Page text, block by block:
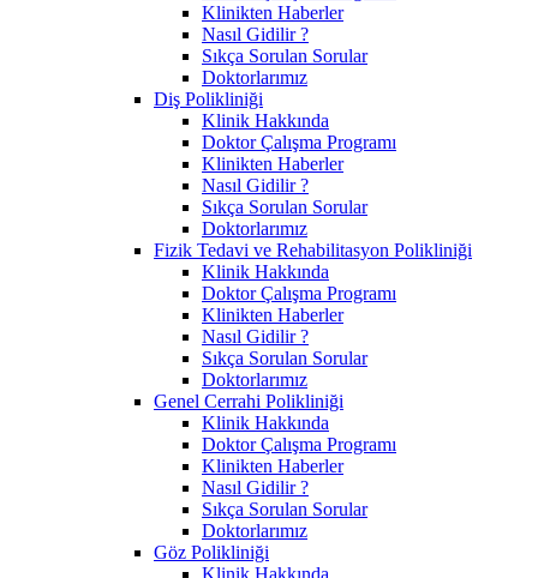
Klinikten Haberler
Nasıl Gidilir ?
Sıkça Sorulan Sorular
Doktorlarımız
Diş Polikliniği
Klinik Hakkında
Doktor Çalışma Programı
Klinikten Haberler
Nasıl Gidilir ?
Sıkça Sorulan Sorular
Doktorlarımız
Fizik Tedavi ve Rehabilitasyon Polikliniği
Klinik Hakkında
Doktor Çalışma Programı
Klinikten Haberler
Nasıl Gidilir ?
Sıkça Sorulan Sorular
Doktorlarımız
Genel Cerrahi Polikliniği
Klinik Hakkında
Doktor Çalışma Programı
Klinikten Haberler
Nasıl Gidilir ?
Sıkça Sorulan Sorular
Doktorlarımız
Göz Polikliniği
Klinik Hakkında